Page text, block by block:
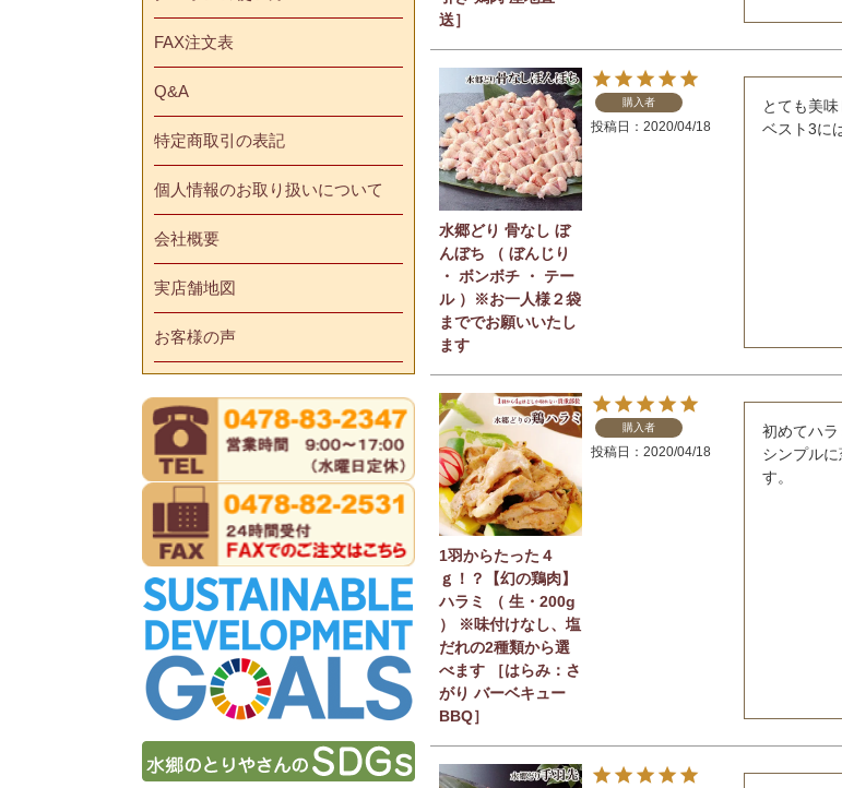
FAX注文表
Q&A
特定商取引の表記
個人情報のお取り扱いについて
会社概要
実店舗地図
お客様の声
送］
水郷どり 骨なし ぼ
んぼち （ ぼんじり
・ ボンボチ ・ テー
ル ）※お一人様２袋
まででお願いいたし
ます
購入者
投稿日 2020/04/18
とても美
ベスト3に
1羽からたった４
ｇ！？【幻の鶏肉】
ハラミ （ 生・200g
） ※味付けなし、塩
だれの2種類から選
べます ［はらみ：さ
がり バーベキュー
BBQ］
購入者
投稿日 2020/04/18
初めてハ
シンプル
す。